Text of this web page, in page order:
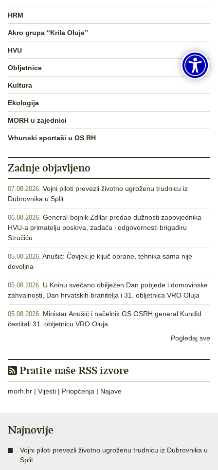
HRM
Akro grupa “Krila Oluje”
HVU
Obljetnice
Kultura
Ekologija
MORH u zajednici
Vrhunski sportaši u OS RH
Zadnje objavljeno
07.08.2026. Vojni piloti prevezli životno ugroženu trudnicu iz
Dubrovnika u Split
06.08.2026. General-bojnik Zdilar predao dužnosti zapovjednika
HVU-a primatelju poslova, zadaća i odgovornosti brigadiru
Stručiću
05.08.2026. Anušić: Čovjek je ključ obrane, tehnika sama nije
dovoljna
05.08.2026. U Kninu svečano obilježen Dan pobjede i domovinske
zahvalnosti, Dan hrvatskih branitelja i 31. obljetnica VRO Oluja
05.08.2026. Ministar Anušić i načelnik GS OSRH general Kundid
čestitali 31. obljetnicu VRO Oluja
Pogledaj sve
Pratite naše RSS izvore
morh.hr | Vijesti | Priopćenja | Najave
Najnovije
Vojni piloti prevezli životno ugroženu trudnicu iz Dubrovnika u
Split